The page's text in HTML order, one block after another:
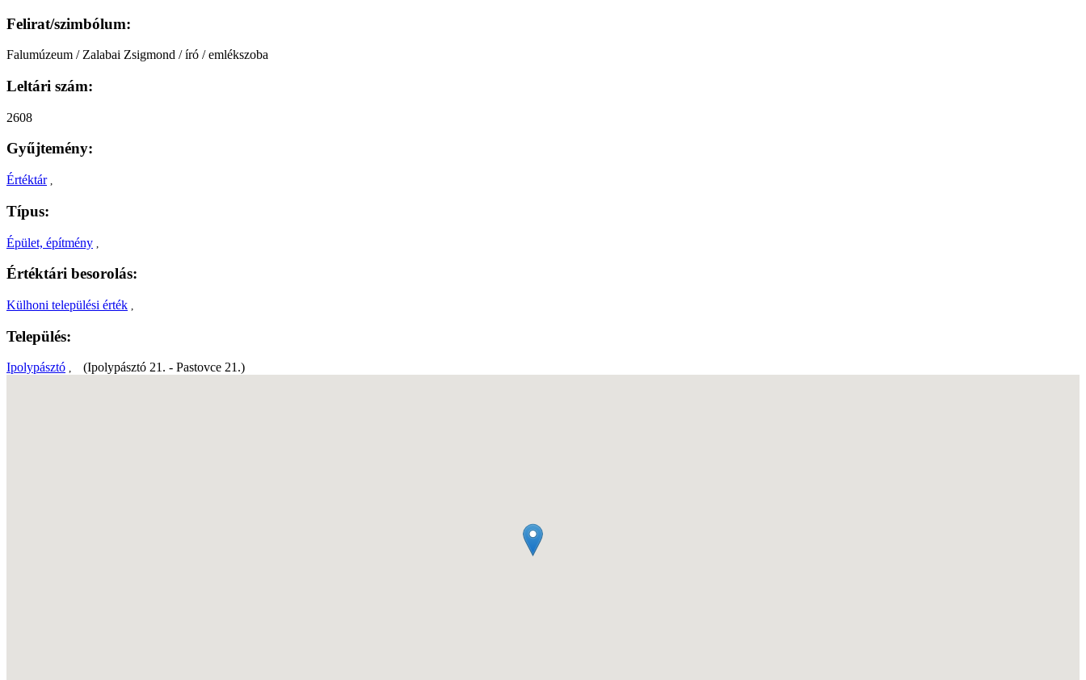
Felirat/szimbólum:
Falumúzeum / Zalabai Zsigmond / író / emlékszoba
Leltári szám:
2608
Gyűjtemény:
Értéktár ,
Típus:
Épület, építmény
Értéktári besorolás:
Külhoni települési érték
Település:
Ipolypásztó , (Ipolypásztó 21. - Pastovce 21.)